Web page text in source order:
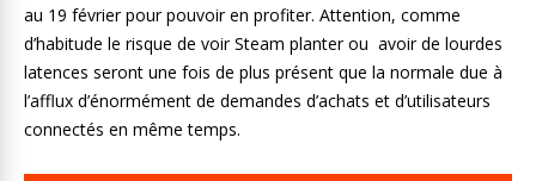
au 19 février pour pouvoir en profiter. Attention, comme
d’habitude le risque de voir Steam planter ou avoir de lourdes
latences seront une fois de plus présent que la normale due à
l’afflux d’énormément de demandes d’achats et d’utilisateurs
connectés en même temps.